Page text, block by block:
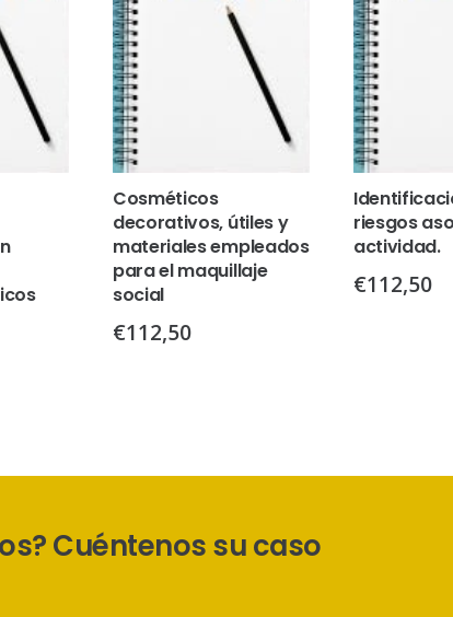
Cosméticos
decorativos, útiles y
materiales empleados
para el maquillaje
social
€112,50
riesgos
actividad.
€112,50
Cuéntenos su caso